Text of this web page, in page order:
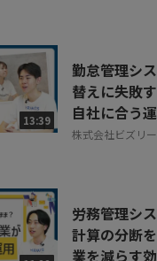
13:39
勤怠管理シ
替えに失敗
自社に合う
株式会社ビズリ
労務管理シ
計算の分断
業を減らす